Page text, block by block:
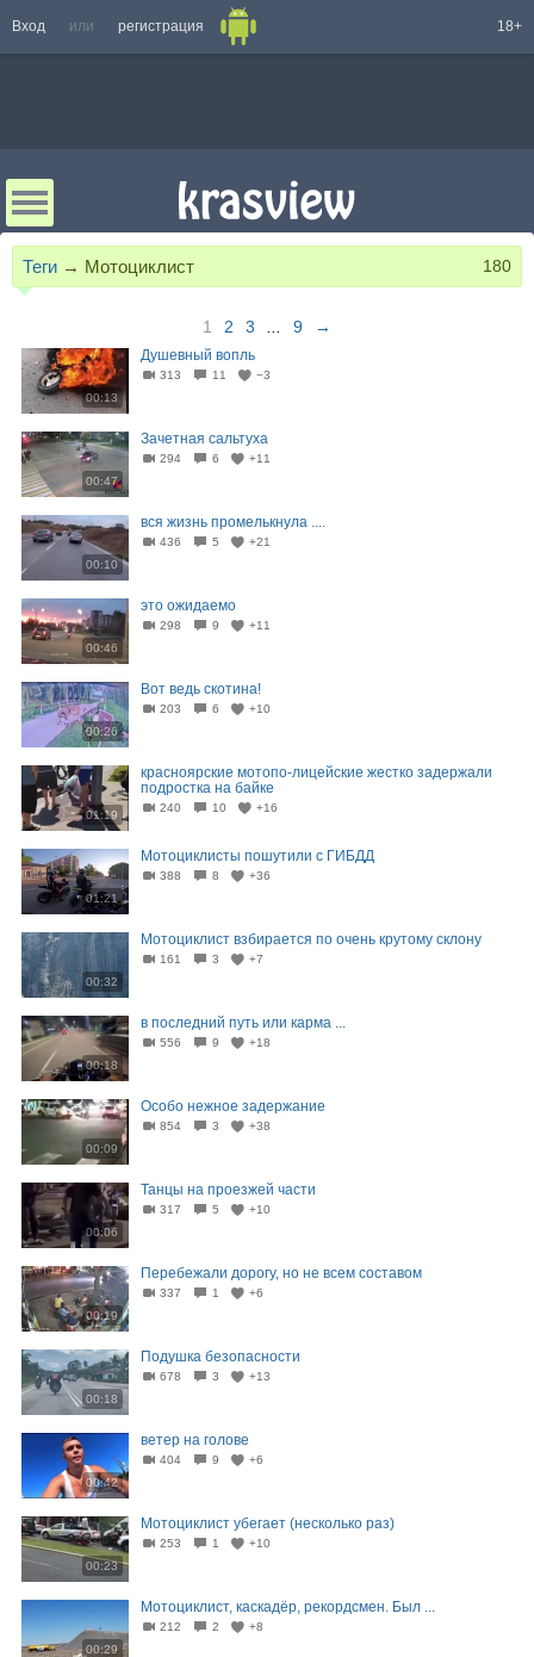
Вход или регистрация 18+
Теги → Мотоциклист 180
1 2 3 9 →
00:13
Душевный вопль
313 11 −3
00:47
Зачетная сальтуха
294 6 +11
00:10
вся жизнь промелькнула ....
436 5 +21
00:46
это ожидаемо
298 9 +11
00:26
Вот ведь скотина!
203 6 +10
01:19
красноярские мотопо-лицейские жестко задержали
подростка на байке
240 10 +16
01:21
Мотоциклисты пошутили с ГИБДД
388 8 +36
00:32
Мотоциклист взбирается по очень крутому склону
161 3 +7
00:18
в последний путь или карма ...
556 9 +18
00:09
Особо нежное задержание
854 3 +38
00:06
Танцы на проезжей части
317 5 +10
00:19
Перебежали дорогу, но не всем составом
337 1 +6
00:18
Подушка безопасности
678 3 +13
00:42
ветер на голове
404 9 +6
00:23
Мотоциклист убегает (несколько раз)
253 1 +10
00:29
Мотоциклист, каскадёр, рекордсмен. Был ...
212 2 +8